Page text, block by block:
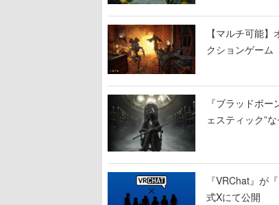
【マルチ可能
クションゲーム
『ブラッドボ
ェスティック”
『VRChat』が
式Xにて公開